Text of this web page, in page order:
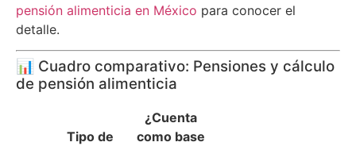
pensión alimenticia en México para conocer el
detalle.
📊 Cuadro comparativo: Pensiones y cálculo
de pensión alimenticia
Tipo de
¿Cuenta
como base